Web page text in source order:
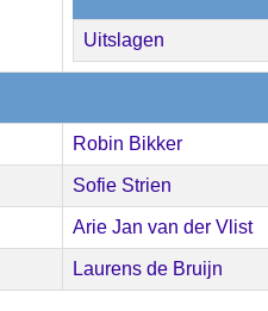
Uitslagen
Robin Bikker
Sofie Strien
Arie Jan van der Vlist
Laurens de Bruijn